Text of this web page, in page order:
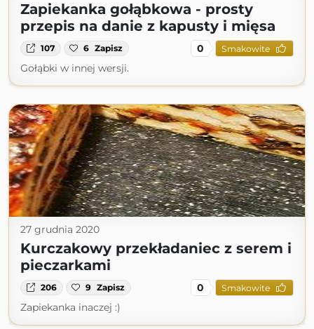
Zapiekanka gołąbkowa - prosty
przepis na danie z kapusty i mięsa
107 6 Zapisz 0 Smakowite
Gołąbki w innej wersji.
27 grudnia 2020
Kurczakowy przekładaniec z serem i
pieczarkami
206 9 Zapisz 0 Smakowite
Zapiekanka inaczej :)